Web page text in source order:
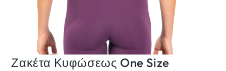
Ζακέτα Κυφώσεως One Size